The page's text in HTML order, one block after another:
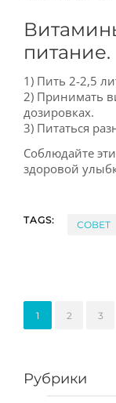
питание.
1) Пить 2-2,5
2) Принимать
дозировках.
3) Питаться
Соблюдайте
здоровой
TAGS: СОВЕТ
1 2 3
Рубрики